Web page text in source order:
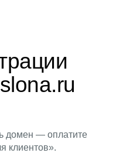
домен — оплатите
клиентов».